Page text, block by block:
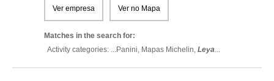
Ver empresa Ver no Mapa
Matches in the search for:
Activity categories: ...Panini, Mapas Michelin, Leya...